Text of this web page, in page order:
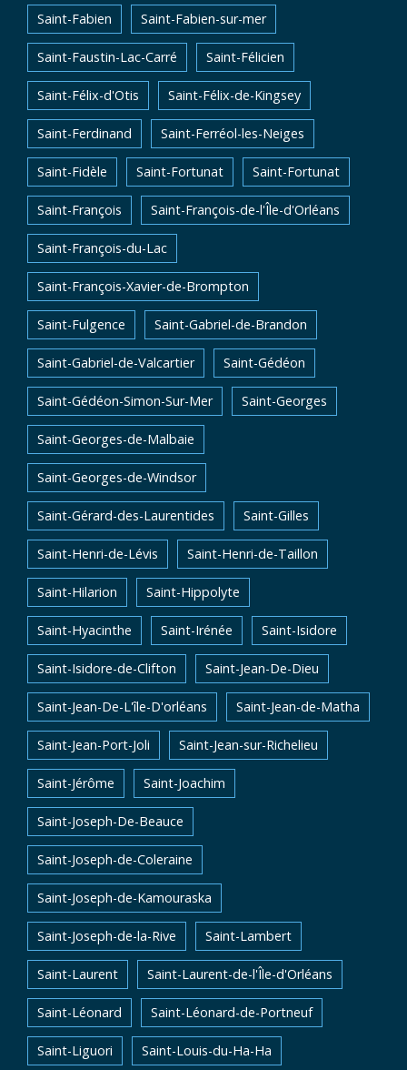
Saint-Fabien Saint-Fabien-sur-mer
Saint-Faustin-Lac-Carré Saint-Félicien
Saint-Félix-d'Otis Saint-Félix-de-Kingsey
Saint-Ferdinand Saint-Ferréol-les-Neiges
Saint-Fidèle Saint-Fortunat Saint-Fortunat
Saint-François Saint-François-de-l'Île-d'Orléans
Saint-François-du-Lac
Saint-François-Xavier-de-Brompton
Saint-Fulgence Saint-Gabriel-de-Brandon
Saint-Gabriel-de-Valcartier Saint-Gédéon
Saint-Gédéon-Simon-Sur-Mer Saint-Georges
Saint-Georges-de-Malbaie
Saint-Georges-de-Windsor
Saint-Gérard-des-Laurentides Saint-Gilles
Saint-Henri-de-Lévis Saint-Henri-de-Taillon
Saint-Hilarion Saint-Hippolyte
Saint-Hyacinthe Saint-Irénée Saint-Isidore
Saint-Isidore-de-Clifton Saint-Jean-De-Dieu
Saint-Jean-De-L'île-D'orléans Saint-Jean-de-Matha
Saint-Jean-Port-Joli Saint-Jean-sur-Richelieu
Saint-Jérôme Saint-Joachim
Saint-Joseph-De-Beauce
Saint-Joseph-de-Coleraine
Saint-Joseph-de-Kamouraska
Saint-Joseph-de-la-Rive Saint-Lambert
Saint-Laurent Saint-Laurent-de-l'Île-d'Orléans
Saint-Léonard Saint-Léonard-de-Portneuf
Saint-Liguori Saint-Louis-du-Ha-Ha